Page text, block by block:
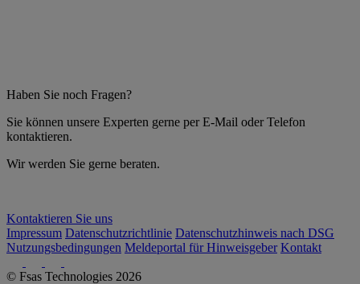
Haben Sie noch Fragen?
Sie können unsere Experten gerne per E-Mail oder Telefon
kontaktieren.
Wir werden Sie gerne beraten.
Kontaktieren Sie uns
Impressum Datenschutzrichtlinie Datenschutzhinweis nach DSG
Nutzungsbedingungen Meldeportal für Hinweisgeber Kontakt
© Fsas Technologies 2026